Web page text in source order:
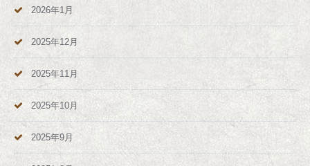
2026年1月
2025年12月
2025年11月
2025年10月
2025年9月